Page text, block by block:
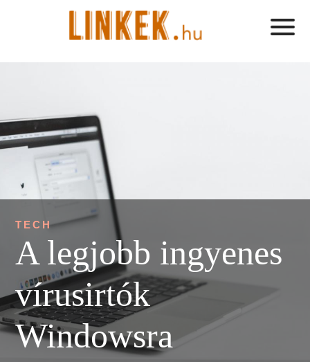
TECH
A legjobb ingyenes
vírusirtók
Windowsra